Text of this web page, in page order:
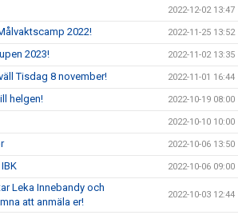
2022-12-02 13:47
2022! 2022-11-25 13:52
2023! 2022-11-02 13:35
Tisdag 8 november! 2022-11-01 16:44
helgen! 2022-10-19 08:00
2022-10-10 10:00
2022-10-06 13:50
2022-10-06 09:00
Leka Innebandy och
att anmäla er!
2022-10-03 12:44